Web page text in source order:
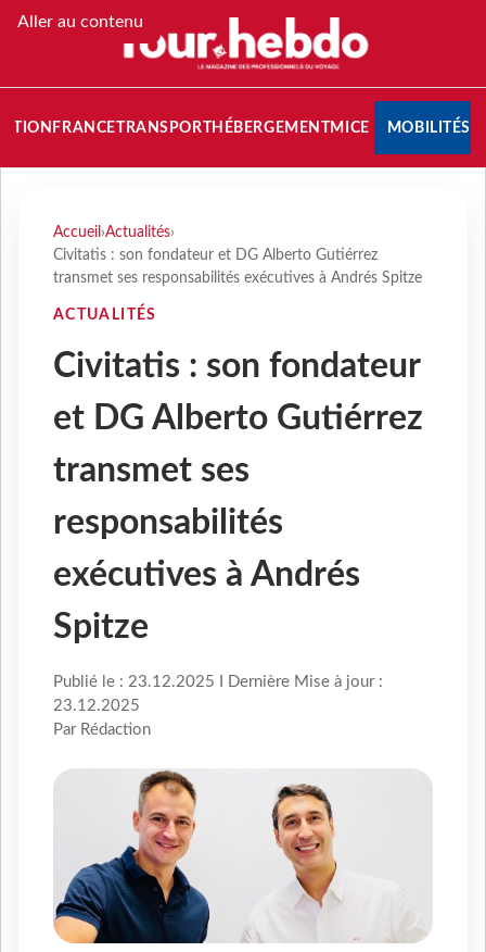
Aller au contenu
FRANCETRANSPORT HÉBERGEMENTMICE MOBILITÉS
Accueil ›Actualités›
Civitatis : son fondateur et DG Alberto Gutiérrez
transmet ses responsabilités exécutives à Andrés Spitze
ACTUALITÉS
Civitatis : son fondateur
et DG Alberto Gutiérrez
transmet ses
responsabilités
exécutives à Andrés
Spitze
Publié le : 23.12.2025 I Dernière Mise à jour :
23.12.2025
Par Rédaction